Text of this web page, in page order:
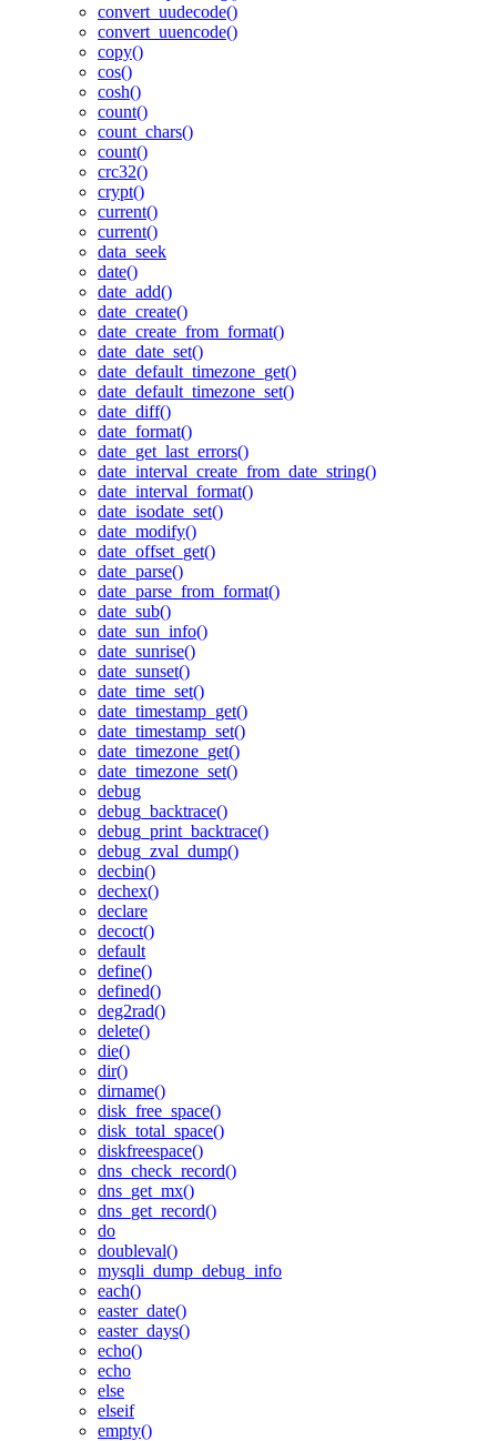
convert_uudecode()
convert_uuencode()
copy()
cos()
cosh()
count()
count_chars()
count()
crc32()
crypt()
current()
current()
data_seek
date()
date_add()
date_create()
date_create_from_format()
date_date_set()
date_default_timezone_get()
date_default_timezone_set()
date_diff()
date_format()
date_get_last_errors()
date_interval_create_from_date_string()
date_interval_format()
date_isodate_set()
date_modify()
date_offset_get()
date_parse()
date_parse_from_format()
date_sub()
date_sun_info()
date_sunrise()
date_sunset()
date_time_set()
date_timestamp_get()
date_timestamp_set()
date_timezone_get()
date_timezone_set()
debug
debug_backtrace()
debug_print_backtrace()
debug_zval_dump()
decbin()
dechex()
declare
decoct()
default
define()
defined()
deg2rad()
delete()
die()
dir()
dirname()
disk_free_space()
disk_total_space()
diskfreespace()
dns_check_record()
dns_get_mx()
dns_get_record()
do
doubleval()
mysqli_dump_debug_info
each()
easter_date()
easter_days()
echo()
echo
else
elseif
empty()